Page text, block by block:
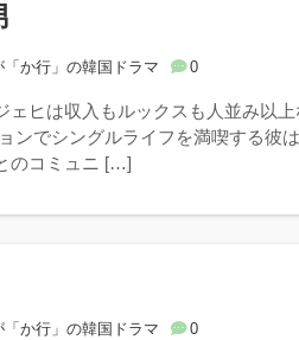
か行」の韓国ドラマ 0
ェヒは収入もルックスも人並み以
ンでシングルライフを満喫する彼
のコミュニ […]
か行」の韓国ドラマ 0